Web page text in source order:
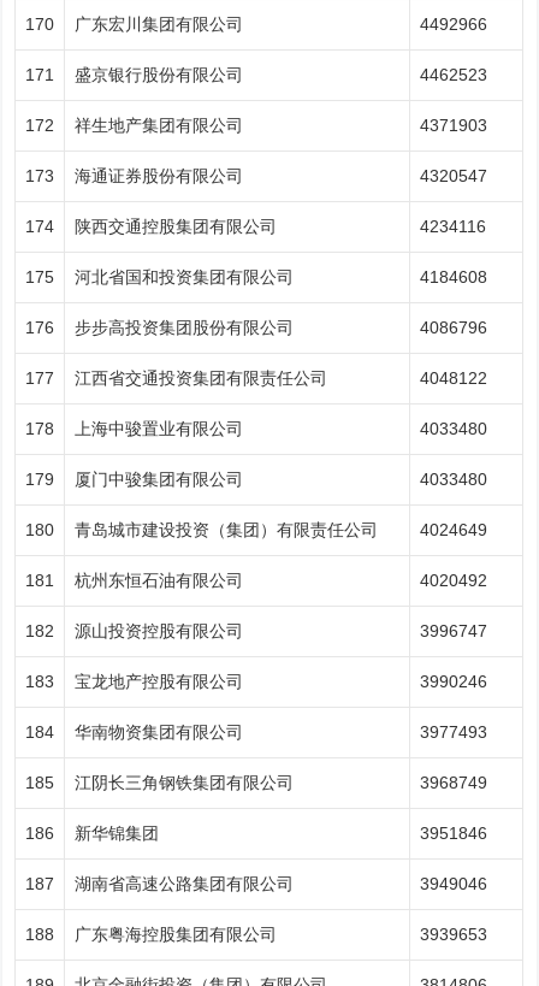
170 广东宏川集团有限公司 4492966
171 盛京银行股份有限公司 4462523
172 祥生地产集团有限公司 4371903
173 海通证券股份有限公司 4320547
174 陕西交通控股集团有限公司 4234116
175 河北省国和投资集团有限公司 4184608
176 步步高投资集团股份有限公司 4086796
177 江西省交通投资集团有限责任公司 4048122
178 上海中骏置业有限公司 4033480
179 厦门中骏集团有限公司 4033480
180 青岛城市建设投资（集团）有限责任公司 4024649
181 杭州东恒石油有限公司 4020492
182 源山投资控股有限公司 3996747
183 宝龙地产控股有限公司 3990246
184 华南物资集团有限公司 3977493
185 江阴长三角钢铁集团有限公司 3968749
186 新华锦集团 3951846
187 湖南省高速公路集团有限公司 3949046
188 广东粤海控股集团有限公司 3939653